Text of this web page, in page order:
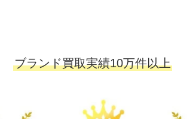
ブランド買取実績10万件以上